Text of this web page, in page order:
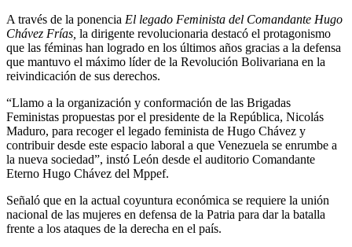
A través de la ponencia El legado Feminista del Comandante Hugo
Chávez Frías, la dirigente revolucionaria destacó el protagonismo
que las féminas han logrado en los últimos años gracias a la defensa
que mantuvo el máximo líder de la Revolución Bolivariana en la
reivindicación de sus derechos.
“Llamo a la organización y conformación de las Brigadas
Feministas propuestas por el presidente de la República, Nicolás
Maduro, para recoger el legado feminista de Hugo Chávez y
contribuir desde este espacio laboral a que Venezuela se enrumbe a
la nueva sociedad”, instó León desde el auditorio Comandante
Eterno Hugo Chávez del Mppef.
Señaló que en la actual coyuntura económica se requiere la unión
nacional de las mujeres en defensa de la Patria para dar la batalla
frente a los ataques de la derecha en el país.